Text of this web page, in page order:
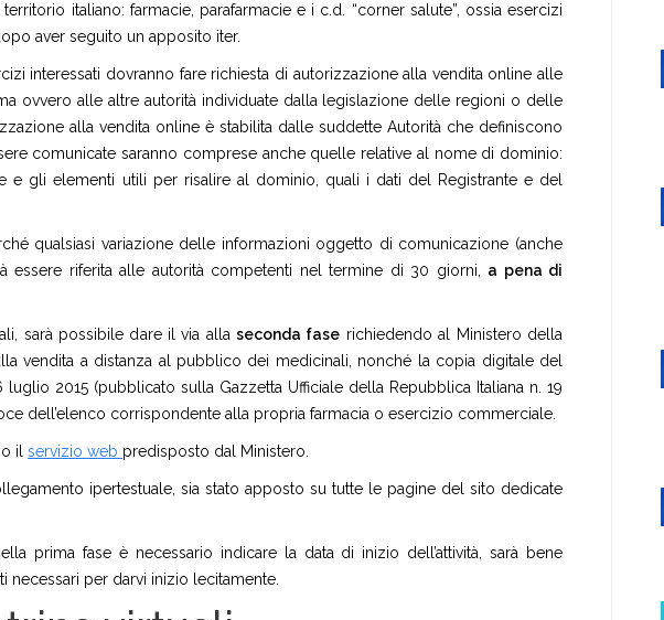
italiano: farmacie, parafarmacie e i c.d. “corner salute”, ossia esercizi
aver seguito un apposito iter.
interessati dovranno fare richiesta di autorizzazione alla vendita online alle
ovvero alle altre autorità individuate dalla legislazione delle regioni o delle
alla vendita online è stabilita dalle suddette Autorità che definiscono
comunicate saranno comprese anche quelle relative al nome di dominio:
gli elementi utili per risalire al dominio, quali i dati del Registrante e del
qualsiasi variazione delle informazioni oggetto di comunicazione (anche
riferita alle autorità competenti nel termine di 30 giorni, a pena di
sarà possibile dare il via allaseconda fase richiedendo al Ministero della
vendita a distanza al pubblico dei medicinali, nonché la copia digitale del
2015 (pubblicato sulla Gazzetta Ufficiale della Repubblica Italiana n. 19
dell’elenco corrispondente alla propria farmacia o esercizio commerciale.
il servizio web predisposto dal Ministero.
ipertestuale, sia stato apposto su tutte le pagine del sito dedicate
prima fase è necessario indicare la data di inizio dell’attività, sarà bene
per darvi inizio lecitamente.